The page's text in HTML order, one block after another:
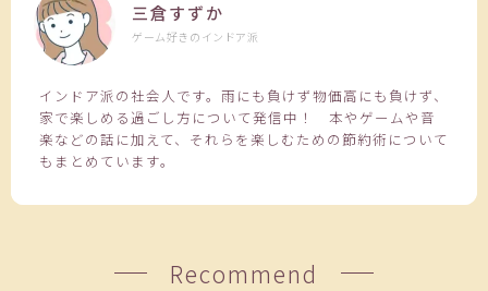
三倉すずか
ゲーム好きのインドア派
インドア派の社会人です。雨にも負けず物価高にも負けず、
家で楽しめる過ごし方について発信中！ 本やゲームや音
楽などの話に加えて、それらを楽しむための節約術について
もまとめています。
Recommend